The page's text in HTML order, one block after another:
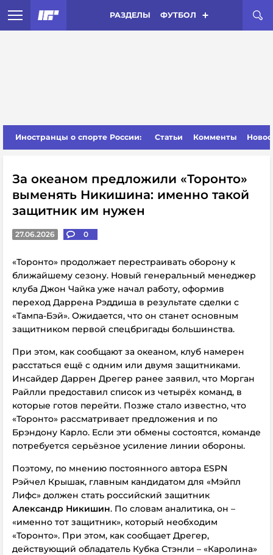
РАЗДЕЛЫ ФУТБОЛ
Иностранцы о спорте России: Статьи Комменты
За океаном предложили «Торонто»
выменять Никишина: именно такой
защитник им нужен
27.06.2026 0
«Торонто» продолжает перестраивать оборону к
ближайшему сезону. Новый генеральный менеджер
клуба Джон Чайка уже начал работу, оформив
переход Даррена Рэддиша в результате сделки с
«Тампа-Бэй». Ожидается, что он станет основным
защитником первой спецбригады большинства.
При этом, как сообщают за океаном, клуб намерен
расстаться ещё с одним или двумя защитниками.
Инсайдер Даррен Дрегер ранее заявил, что Морган
Райлли предоставил список из четырёх команд, в
которые готов перейти. Позже стало известно, что
«Торонто» рассматривает предложения и по
Брэндону Карло. Если эти обмены состоятся, команде
потребуется серьёзное усиление линии обороны.
Поэтому, по мнению постоянного автора ESPN
Рэйчел Крышак, главным кандидатом для «Мэйпл
Лифс» должен стать российский защитник
Александр Никишин. По словам аналитика, он –
«именно тот защитник», который необходим
«Торонто». При этом, как сообщает Дрегер,
действующий обладатель Кубка Стэнли – «Каролина»